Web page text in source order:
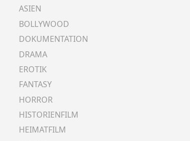
ASIEN
BOLLYWOOD
DOKUMENTATION
DRAMA
EROTIK
FANTASY
HORROR
HISTORIENFILM
HEIMATFILM